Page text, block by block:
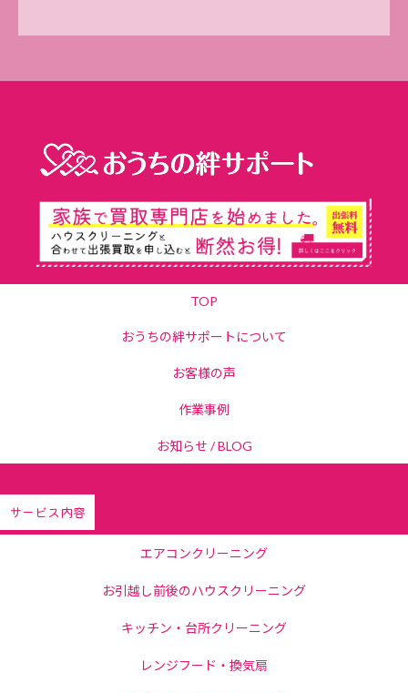
TOP
おうちの絆サポートについて
お客様の声
作業事例
お知らせ / BLOG
サービス内容
エアコンクリーニング
お引越し前後のハウスクリーニング
キッチン・台所クリーニング
レンジフード・換気扇